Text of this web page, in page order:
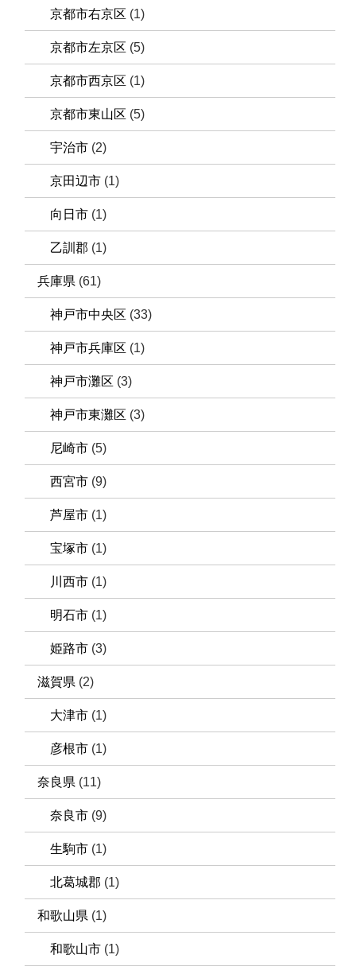
京都市右京区 (1)
京都市左京区 (5)
京都市西京区 (1)
京都市東山区 (5)
宇治市 (2)
京田辺市 (1)
向日市 (1)
乙訓郡 (1)
兵庫県 (61)
神戸市中央区 (33)
神戸市兵庫区 (1)
神戸市灘区 (3)
神戸市東灘区 (3)
尼崎市 (5)
西宮市 (9)
芦屋市 (1)
宝塚市 (1)
川西市 (1)
明石市 (1)
姫路市 (3)
滋賀県 (2)
大津市 (1)
彦根市 (1)
奈良県 (11)
奈良市 (9)
生駒市 (1)
北葛城郡 (1)
和歌山県 (1)
和歌山市 (1)